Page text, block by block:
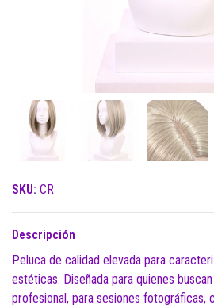
SKU: CR
Descripción
Peluca de calidad elevada para
estéticas. Diseñada para quienes
profesional, para sesiones fotográficas,